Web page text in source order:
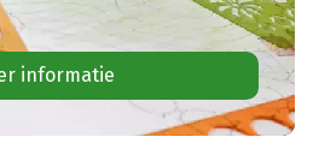
informatie